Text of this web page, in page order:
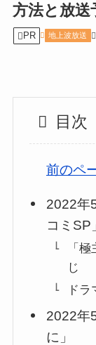
方法と放送
PR 地上波放送
目次
前のペ
2022年
コミSP
「
じ
ド
2022年
に」